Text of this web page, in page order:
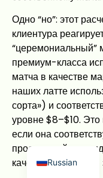
Одно “но”: этот
клиентура
“церемониальный”
премиум-класса
матча в качестве
наших латте
сорта») и
уровне $8–$10. Это
если она
просто имейте в
качестве во многом
Russian
English
German
Indonesian
Arabic
Spanish
Korean
French
Japanese